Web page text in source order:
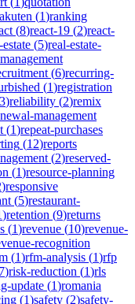
(1)ranking
(8)react-19 (2)react-
(5)real-estate-
(6)recurring-
(1)registration
3)reliability (2)remix
management
(1)repeat-purchases
(12)reports
(2)reserved-
(1)resource-planning
)responsive
(5)restaurant-
)retention (9)returns
(1)revenue (10)revenue-
recognition
(1)rfm-analysis (1)rfp
7)risk-reduction (1)rls
update (1)romania
(1)safety (2)safety-